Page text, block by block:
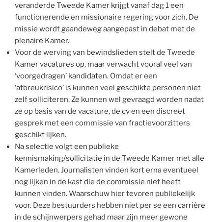
veranderde Tweede Kamer krijgt vanaf dag 1 een
functionerende en missionaire regering voor zich. De
missie wordt gaandeweg aangepast in debat met de
plenaire Kamer.
Voor de werving van bewindslieden stelt de Tweede
Kamer vacatures op, maar verwacht vooral veel van
‘voorgedragen’ kandidaten. Omdat er een
‘afbreukrisico’ is kunnen veel geschikte personen niet
zelf solliciteren. Ze kunnen wel gevraagd worden nadat
ze op basis van de vacature, de cv en een discreet
gesprek met een commissie van fractievoorzitters
geschikt lijken.
Na selectie volgt een publieke
kennismaking/sollicitatie in de Tweede Kamer met alle
Kamerleden. Journalisten vinden kort erna eventueel
nog lijken in de kast die de commissie niet heeft
kunnen vinden. Waarschuw hier tevoren publiekelijk
voor. Deze bestuurders hebben niet per se een carrière
in de schijnwerpers gehad maar zijn meer gewone